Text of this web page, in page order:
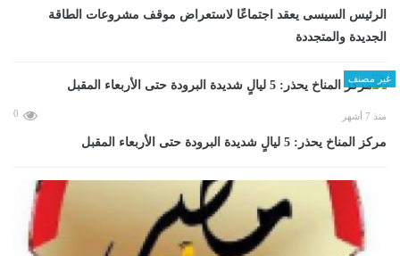
الرئيس السيسى يعقد اجتماعًا لاستعراض موقف مشروعات الطاقة
الجديدة والمتجددة
غير مصنف
منذ 7 أشهر 0
مركز المناخ يحذر: 5 ليالٍ شديدة البرودة حتى الأربعاء المقبل